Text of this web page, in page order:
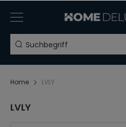
Home LVLY
LVLY